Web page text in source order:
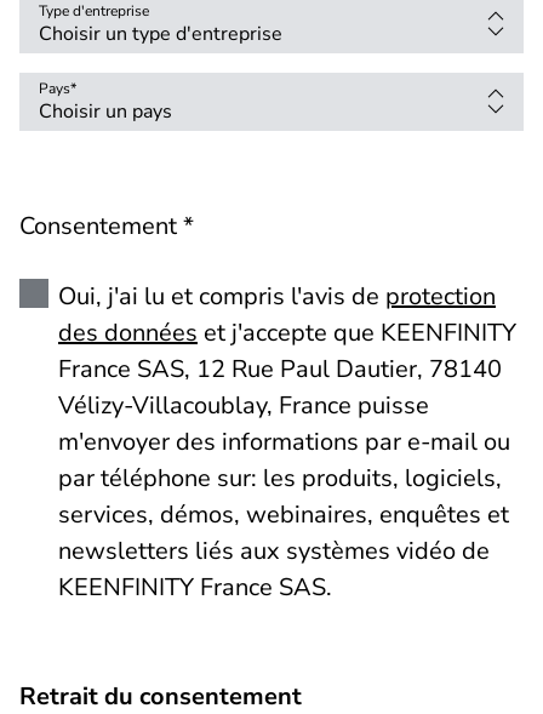
Type d'entreprise
Pays*
Consentement *
Oui, j'ai lu et compris l'avis de protection
des données et j'accepte que KEENFINITY
France SAS, 12 Rue Paul Dautier, 78140
Vélizy-Villacoublay, France puisse
m'envoyer des informations par e-mail ou
par téléphone sur: les produits, logiciels,
services, démos, webinaires, enquêtes et
newsletters liés aux systèmes vidéo de
KEENFINITY France SAS.
Retrait du consentement